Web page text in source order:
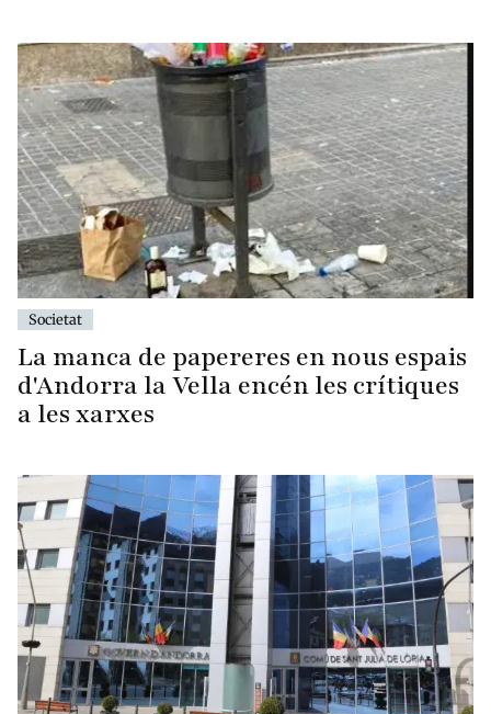
Societat
La manca de papereres en nous espais
d'Andorra la Vella encén les crítiques
a les xarxes